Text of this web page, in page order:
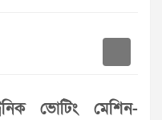
ভোটিং মেশিন-